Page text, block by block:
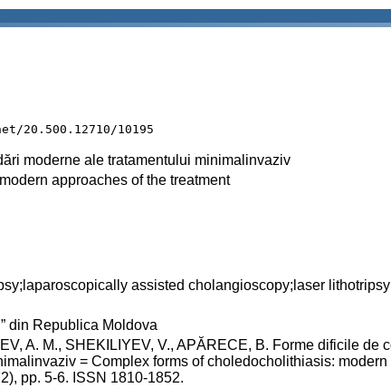
20.500.12710/10195
moderne ale tratamentului minimalinvaziv
approaches of the treatment
assisted cholangioscopy;laser lithotripsy
din Republica Moldova
A. M., SHEKILIYEV, V., APĂRECE, B. Forme dificile de
= Complex forms of choledocholithiasis:
pp. 5-6. ISSN 1810-1852.